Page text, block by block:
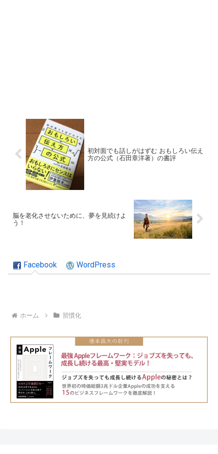
初対面でも話しがはずむ おもしろい伝え
方の公式（石田章洋著）の書評
脳を老化させないために、夢を見続けよ
う！
Facebook WordPress
ホーム 習慣化